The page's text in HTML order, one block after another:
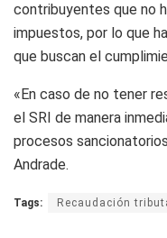
contribuyentes que no
impuestos, por lo que
que buscan el
«En caso de no tener
el SRI de manera
procesos
Andrade.
Tags: Recaudación